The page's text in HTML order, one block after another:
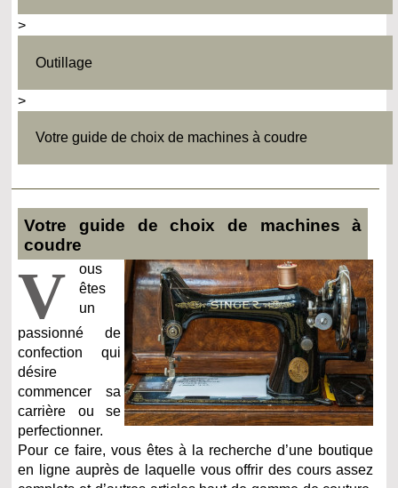
>
Outillage
>
Votre guide de choix de machines à coudre
Votre guide de choix de machines à
coudre
V
ous
êtes
un
passionné de
confection qui
désire
commencer sa
carrière ou se
perfectionner.
Pour ce faire, vous êtes à la recherche d’une boutique
en ligne auprès de laquelle vous offrir des cours assez